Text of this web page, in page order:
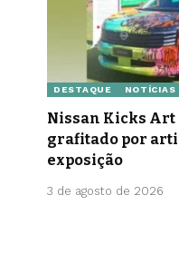
DESTAQUE NOTÍCIAS
Nissan Kicks Art
grafitado por
exposição
3 de agosto de 2026